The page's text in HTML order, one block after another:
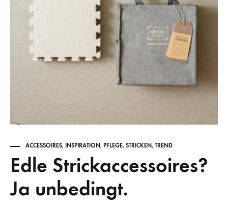
ACCESSOIRES, INSPIRATION, PFLEGE, STRICKEN, TREND
Edle Strickaccessoires?
Ja unbedingt.